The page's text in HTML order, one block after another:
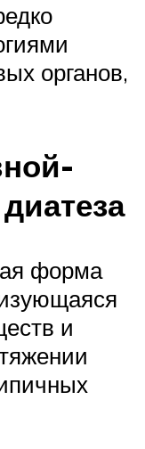
органов,
форма
и